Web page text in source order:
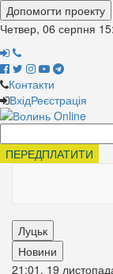
Допомогти проекту
Четвер, 06 серпня
Контакти
ВхідРеєстрація
ПЕРЕДПЛАТИТИ
Луцьк
Новини
21:01, 19